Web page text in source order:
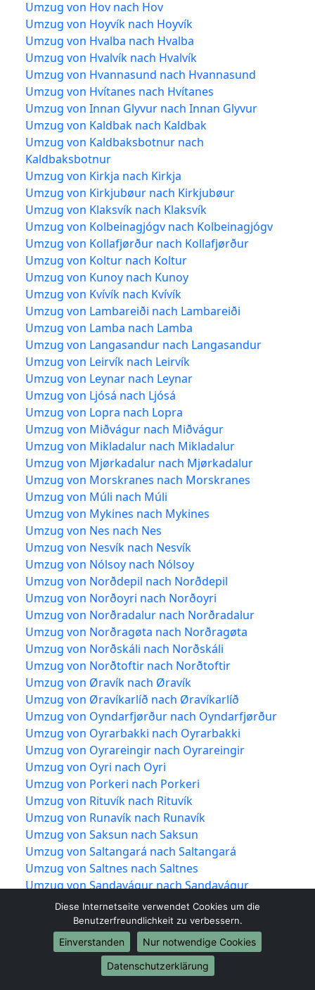
Umzug von Hov nach Hov
Umzug von Hoyvík nach Hoyvík
Umzug von Hvalba nach Hvalba
Umzug von Hvalvík nach Hvalvík
Umzug von Hvannasund nach Hvannasund
Umzug von Hvítanes nach Hvítanes
Umzug von Innan Glyvur nach Innan Glyvur
Umzug von Kaldbak nach Kaldbak
Umzug von Kaldbaksbotnur nach
Kaldbaksbotnur
Umzug von Kirkja nach Kirkja
Umzug von Kirkjubøur nach Kirkjubøur
Umzug von Klaksvík nach Klaksvík
Umzug von Kolbeinagjógv nach Kolbeinagjógv
Umzug von Kollafjørður nach Kollafjørður
Umzug von Koltur nach Koltur
Umzug von Kunoy nach Kunoy
Umzug von Kvívík nach Kvívík
Umzug von Lambareiði nach Lambareiði
Umzug von Lamba nach Lamba
Umzug von Langasandur nach Langasandur
Umzug von Leirvík nach Leirvík
Umzug von Leynar nach Leynar
Umzug von Ljósá nach Ljósá
Umzug von Lopra nach Lopra
Umzug von Miðvágur nach Miðvágur
Umzug von Mikladalur nach Mikladalur
Umzug von Mjørkadalur nach Mjørkadalur
Umzug von Morskranes nach Morskranes
Umzug von Múli nach Múli
Umzug von Mykines nach Mykines
Umzug von Nes nach Nes
Umzug von Nesvík nach Nesvík
Umzug von Nólsoy nach Nólsoy
Umzug von Norðdepil nach Norðdepil
Umzug von Norðoyri nach Norðoyri
Umzug von Norðradalur nach Norðradalur
Umzug von Norðragøta nach Norðragøta
Umzug von Norðskáli nach Norðskáli
Umzug von Norðtoftir nach Norðtoftir
Umzug von Øravík nach Øravík
Umzug von Øravíkarlíð nach Øravíkarlíð
Umzug von Oyndarfjørður nach Oyndarfjørður
Umzug von Oyrarbakki nach Oyrarbakki
Umzug von Oyrareingir nach Oyrareingir
Umzug von Oyri nach Oyri
Umzug von Porkeri nach Porkeri
Umzug von Rituvík nach Rituvík
Umzug von Runavík nach Runavík
Umzug von Saksun nach Saksun
Umzug von Saltangará nach Saltangará
Umzug von Saltnes nach Saltnes
Umzug von Sandavágur nach Sandavágur
Umzug von Sandur nach Sandur
Umzug von Sandvík nach Sandvík
Umzug von Selatrað nach Selatrað
Umzug von Signabøur nach Signabøur
Umzug von Skælingur nach Skælingur
Diese Internetseite verwendet Cookies um die
Benutzerfreundlichkeit zu verbessern.
Einverstanden
Nur notwendige Cookies
Datenschutzerklärung